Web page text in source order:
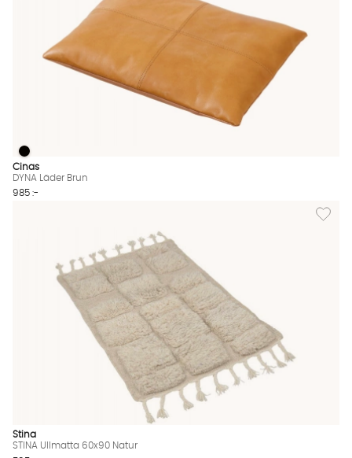
DYNA Läder Brun Finns även i dessa färger:
DYNA Läder Brun
Cinas
DYNA Läder Brun
985 :-
Lägg
Stina
STINA Ullmatta 60x90 Natur